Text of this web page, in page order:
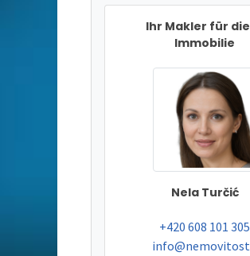
Ihr Makler für
Immobilie
Nela Turčić
tel:
+420 608 101 305
e-mail: